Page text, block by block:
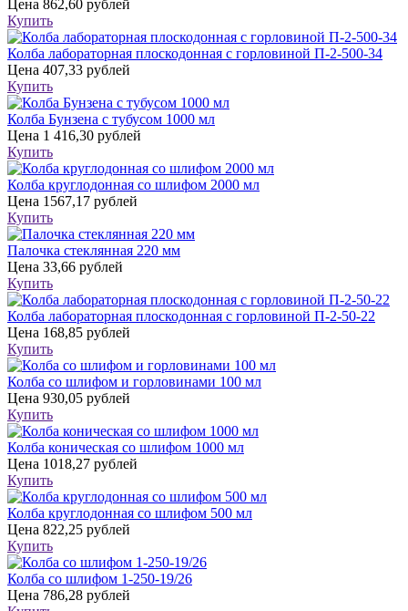
Цена 862,60 рублей
Купить
Колба лабораторная плоскодонная с горловиной П-2-500-34
Цена 407,33 рублей
Купить
Колба Бунзена с тубусом 1000 мл
Цена 1 416,30 рублей
Купить
Колба круглодонная со шлифом 2000 мл
Цена 1567,17 рублей
Купить
Палочка стеклянная 220 мм
Цена 33,66 рублей
Купить
Колба лабораторная плоскодонная с горловиной П-2-50-22
Цена 168,85 рублей
Купить
Колба со шлифом и горловинами 100 мл
Цена 930,05 рублей
Купить
Колба коническая со шлифом 1000 мл
Цена 1018,27 рублей
Купить
Колба круглодонная со шлифом 500 мл
Цена 822,25 рублей
Купить
Колба со шлифом 1-250-19/26
Цена 786,28 рублей